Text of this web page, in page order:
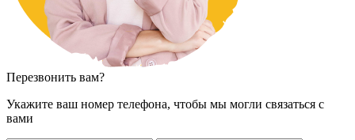
Перезвонить вам?
Укажите ваш номер телефона, чтобы мы могли связаться с
вами